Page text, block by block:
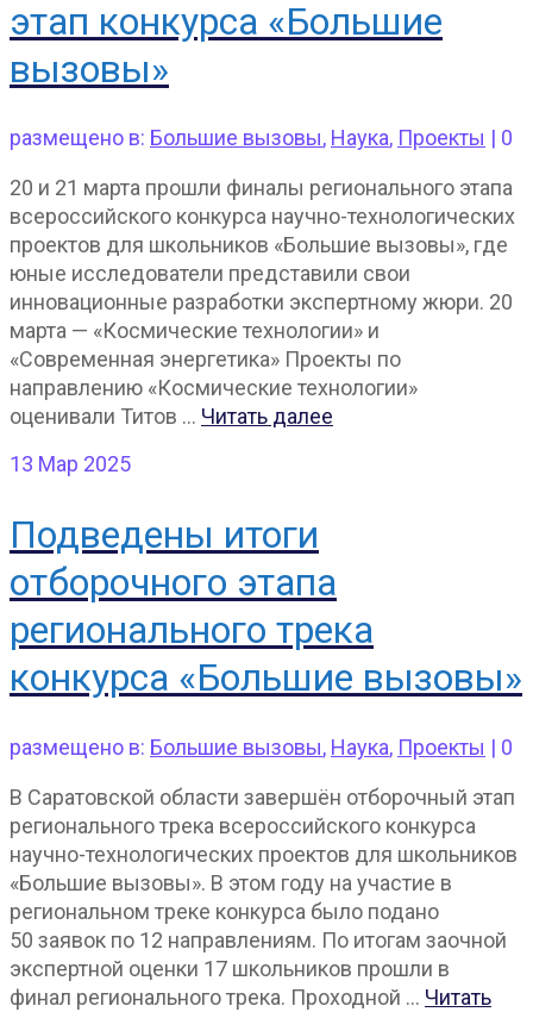
этап конкурса «Большие
вызовы»
размещено в: Большие вызовы, Наука, Проекты | 0
20 и 21 марта прошли финалы регионального этапа
всероссийского конкурса научно-технологических
проектов для школьников «Большие вызовы», где
юные исследователи представили свои
инновационные разработки экспертному жюри. 20
марта — «Космические технологии» и
«Современная энергетика» Проекты по
направлению «Космические технологии»
оценивали Титов … Читать далее
13 Мар 2025
Подведены итоги
отборочного этапа
регионального трека
конкурса «Большие вызовы»
размещено в: Большие вызовы, Наука, Проекты | 0
В Саратовской области завершён отборочный этап
регионального трека всероссийского конкурса
научно-технологических проектов для школьников
«Большие вызовы». В этом году на участие в
региональном треке конкурса было подано
50 заявок по 12 направлениям. По итогам заочной
экспертной оценки 17 школьников прошли в
финал регионального трека. Проходной … Читать